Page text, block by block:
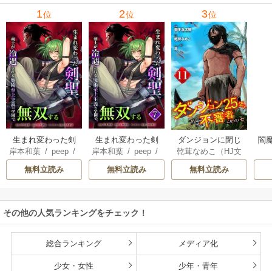
1位
生まれ変わった剣
聖、剣士が冷遇さ
れる魔術至上主義
の学園で無双する
岸本和葉/ peep/
染野静也 /
/taskey STUDI
無料立読み
2位
生まれ変わった剣
聖、剣士が冷遇さ
れる魔術至上主義
の学園で無双する
岸本和葉/ peep/
染野静也 /
/taskey STUDI
無料立読み
3位
ダンジョンに閉じ
込められて25年。
救出されたときに
は立派な不審者に
版】
乾茸なめこ（HJ文
庫／ホビージャパ
ン刊）/御手洗太
無料立読み
閻
その他の人気ランキングをチェック！
総合ランキング メディア化
少女・女性 少年・青年